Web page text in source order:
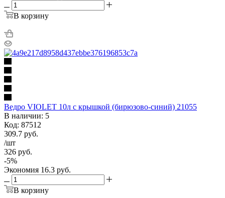
В корзину
Ведро VIOLET 10л с крышкой (бирюзово-синий) 21055
В наличии: 5
Код: 87512
309.7 руб.
/шт
326 руб.
-5%
Экономия 16.3 руб.
В корзину